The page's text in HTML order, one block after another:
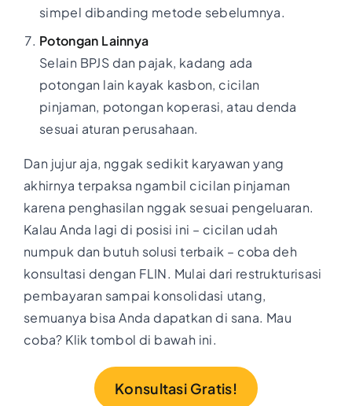
simpel dibanding metode sebelumnya.
Potongan Lainnya
Selain BPJS dan pajak, kadang ada
potongan lain kayak kasbon, cicilan
pinjaman, potongan koperasi, atau denda
sesuai aturan perusahaan.
Dan jujur aja, nggak sedikit karyawan yang
akhirnya terpaksa ngambil cicilan pinjaman
karena penghasilan nggak sesuai pengeluaran.
Kalau Anda lagi di posisi ini – cicilan udah
numpuk dan butuh solusi terbaik – coba deh
konsultasi dengan FLIN. Mulai dari restrukturisasi
pembayaran sampai konsolidasi utang,
semuanya bisa Anda dapatkan di sana. Mau
coba? Klik tombol di bawah ini.
Konsultasi Gratis!